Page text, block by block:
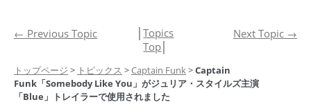
← Previous Topic │Topics
Top
Next Topic →
トップページ > トピックス >Captain Funk>Captain
Funk「Somebody Like You」がジュリア・スタイルズ主演
「Blue」トレイラーで使用されました